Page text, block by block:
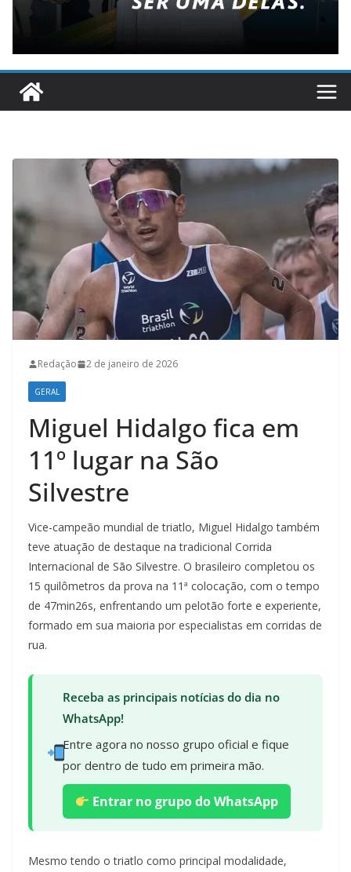
Redação 2 de janeiro de 2026
GERAL
Miguel Hidalgo fica em
11º lugar na São
Silvestre
Vice-campeão mundial de triatlo, Miguel Hidalgo também
teve atuação de destaque na tradicional Corrida
Internacional de São Silvestre. O brasileiro completou os
15 quilômetros da prova na 11ª colocação, com o tempo
de 47min26s, enfrentando um pelotão forte e experiente,
formado em sua maioria por especialistas em corridas de
rua.
Receba as principais notícias do dia no
WhatsApp!
Entre agora no nosso grupo oficial e fique
por dentro de tudo em primeira mão.
Entrar no grupo do WhatsApp
Mesmo tendo o triatlo como principal modalidade,